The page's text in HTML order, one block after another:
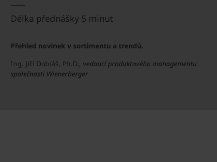
Délka přednášky 5 minut
Přehled novinek v sortimentu a trendů.
Ing. Jiří Dobiáš, Ph.D., vedoucí produktového managementu
společnosti Wienerberger